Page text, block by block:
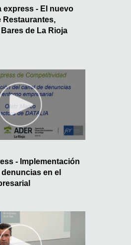
express - El nuevo
Restaurantes,
de La Rioja
- Implementación
en el